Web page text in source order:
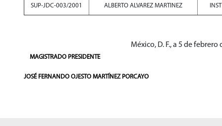
SUP-JDC-003/2001 ALBERTO ALVAREZ MARTINEZ
México, D. F., a 5 de febrero
MAGISTRADO PRESIDENTE
JOSÉ FERNANDO OJESTO MARTÍNEZ PORCAYO